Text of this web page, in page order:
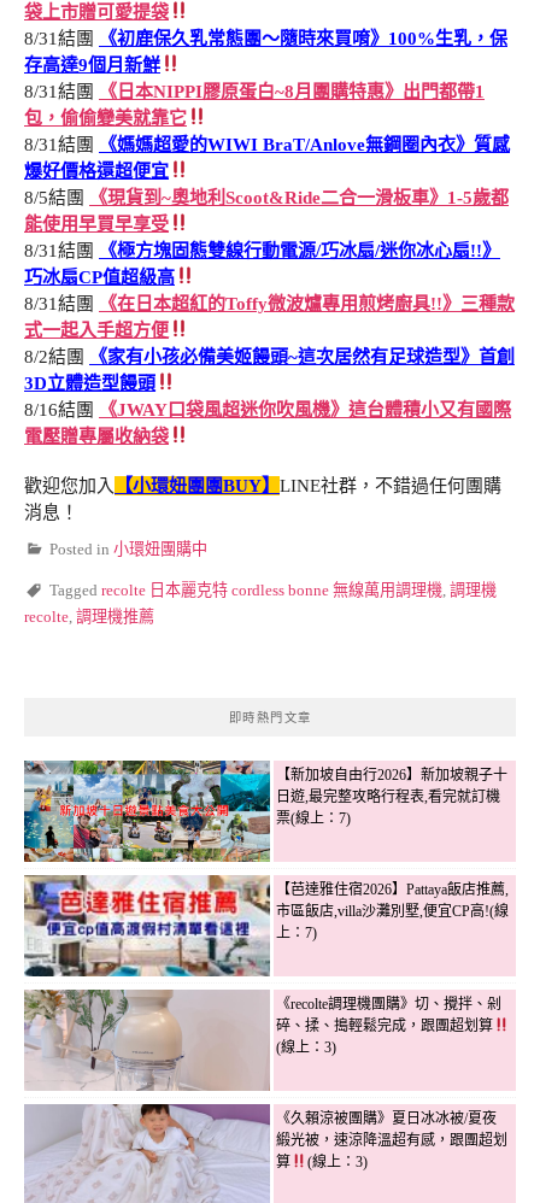
袋上市贈可愛提袋
8/31結團
《初鹿保久乳常態團～隨時來買唷》100%生乳，保
存高達9個月新鮮
8/31結團
《日本NIPPI膠原蛋白~8月團購特惠》出門都帶1
包，偷偷變美就靠它
8/31結團
《媽媽超愛的WIWI BraT/Anlove無鋼圈內衣》質感
爆好價格還超便宜
8/5結團
《現貨到~奧地利Scoot&Ride二合一滑板車》1-5歲都
能使用早買早享受
8/31結團
《極方塊固態雙線行動電源/巧冰扇/迷你冰心扇!!》
巧冰扇CP值超級高
8/31結團
《在日本超紅的Toffy微波爐專用煎烤廚具!!》三種款
式一起入手超方便
8/2結團
《家有小孩必備美姬饅頭~這次居然有足球造型》首創
3D立體造型饅頭
8/16結團
《JWAY口袋風超迷你吹風機》這台體積小又有國際
電壓贈專屬收納袋
歡迎您加入 【小環妞團團BUY】 LINE社群，不錯過任何團購
消息！
Posted in 小環妞團購中
Tagged recolte 日本麗克特 cordless bonne 無線萬用調理機 調理機
recolte 調理機推薦
即時熱門文章
【新加坡自由行2026】新加坡親子十
日遊,最完整攻略行程表,看完就訂機
票(線上：7)
【芭達雅住宿2026】Pattaya飯店推薦,
市區飯店,villa沙灘別墅,便宜CP高!(線
上：7)
《recolte調理機團購》切、攪拌、剁
碎、揉、搗輕鬆完成，跟團超划算
(線上：3)
《久賴涼被團購》夏日冰冰被/夏夜
緞光被，速涼降溫超有感，跟團超划
算
(線上：3)